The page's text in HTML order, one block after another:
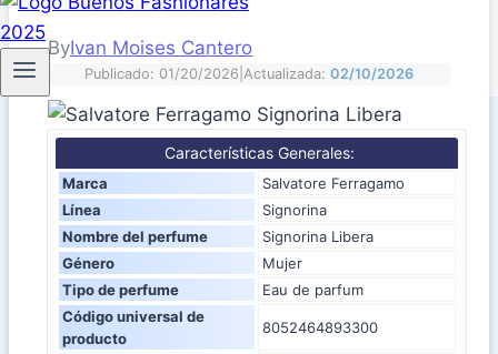
ByIvan Moises Cantero
Publicado: 01/20/2026 Actualizada: 02/10/2026
Características Generales:
Marca
Salvatore Ferragamo
Línea
Signorina
Nombre del perfume
Signorina Libera
Género
Mujer
Tipo de perfume
Eau de parfum
Código universal de
producto
8052464893300